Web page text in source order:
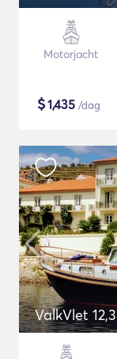
Motorjacht
$1,435 /dag
ValkVlet 12,3